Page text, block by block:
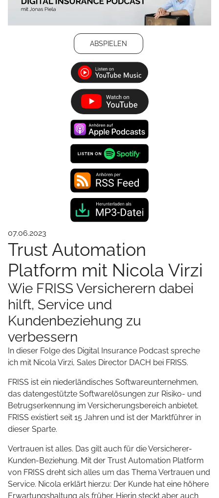
ABSPIELEN
07.06.2023
Trust Automation
Platform mit Nicola Virzi
Wie FRISS Versicherern dabei
hilft, Service und
Kundenbeziehung zu
verbessern
In dieser Folge des Digital Insurance Podcast spreche
ich mit Nicola Virzi, Sales Director DACH bei FRISS.
FRISS ist ein niederländisches Softwareunternehmen,
das datengestützte Softwarelösungen zur Risiko- und
Betrugserkennung im Versicherungsbereich anbietet.
FRISS existiert seit 15 Jahren und ist der Marktführer in
dieser Sparte.
Vertrauen ist alles. Das gilt auch für die Versicherer-
Kunden-Beziehung. Mit der Trust Automation Platform
von FRISS dreht sich alles um das Thema Vertrauen und
Service. Nicola erklärt hierzu: Der Kunde hat eine höhere
Erwartungshaltung als früher. Hierin steckt aber auch